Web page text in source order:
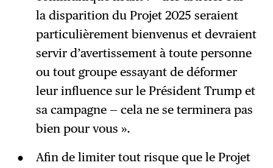
la disparition du Projet 2025 seraient
particulièrement bienvenus et devraient
servir d’avertissement à toute personne
ou tout groupe essayant de déformer
leur influence sur le Président Trump et
sa campagne — cela ne se terminera pas
bien pour vous ».
Afin de limiter tout risque que le Projet